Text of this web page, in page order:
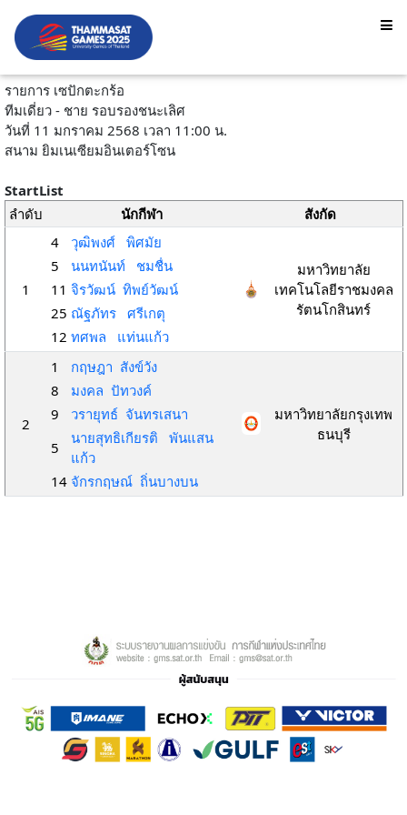
รายการ เซปักตะกร้อ
ทีมเดี่ยว - ชาย รอบรองชนะเลิศ
วันที่ 11 มกราคม 2568 เวลา 11:00 น.
สนาม ยิมเนเซียมอินเตอร์โซน
StartList
ลำดับ
นักกีฬา สังกัด
1
4
วุฒิพงศ์ พิศมัย
5
นนทนันท์ ชมชื่น
11 จิรวัฒน์ ทิพย์วัฒน์
25 ณัฐภัทร ศรีเกตุ
12 ทศพล แท่นแก้ว
มหาวิทยาลัย
เทคโนโลยีราชมงคล
รัตนโกสินทร์
2
1
กฤษฎา สังข์วัง
8
มงคล ปัทวงค์
9
วรายุทธ์ จันทรเสนา
5
นายสุทธิเกียรติ พันแสน
แก้ว
14 จักรกฤษณ์ ถิ่นบางบน
มหาวิทยาลัยกรุงเทพ
ธนบุรี